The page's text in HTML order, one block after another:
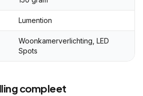
Lumention
Woonkamerverlichting, LED
Spots
compleet